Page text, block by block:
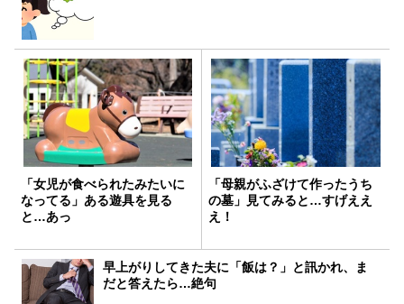
「女児が食べられたみたいに
なってる」ある遊具を見る
と…あっ
「母親がふざけて作ったうち
の墓」見てみると…すげええ
え！
早上がりしてきた夫に「飯は？」と訊かれ、ま
だと答えたら…絶句